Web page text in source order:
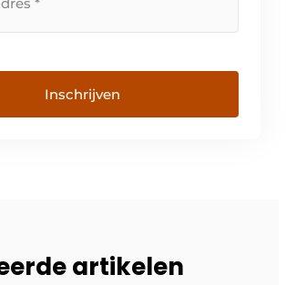
Inschrijven
artikelen